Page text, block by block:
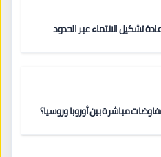
تشكيل الانتماء عبر الحدود
مباشرة بين أوروبا وروسيا؟